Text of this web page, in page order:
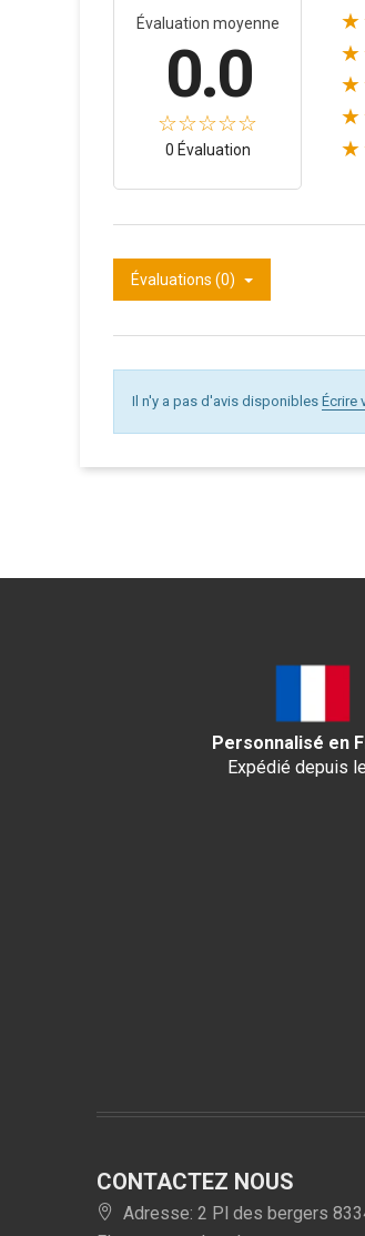
Évaluation moyenne
0.0
0 Évaluation
Évaluations (0)
Il n'y a pas d'avis disponibles Écrire
Personnalisé en
Expédié depuis
CONTACTEZ NOUS
Adresse: 2 Pl des bergers